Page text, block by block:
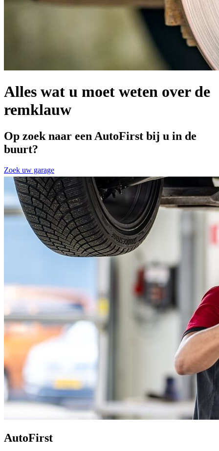
Alles wat u moet weten over de
remklauw
Op zoek naar een AutoFirst bij u in de
buurt?
Zoek uw garage
AutoFirst